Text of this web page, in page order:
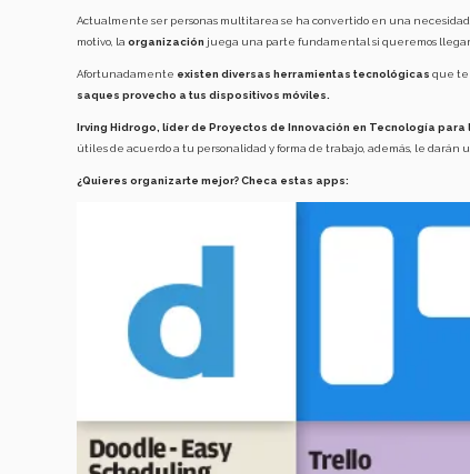
Actualmente ser personas multitarea se ha convertido en una
motivo, la organización juega una parte fundamental si queremos
Afortunadamente existen diversas herramientas tecnológicas que te
saques provecho a tus dispositivos móviles.
Irving Hidrogo, líder de Proyectos de Innovación en Tecnología para
útiles de acuerdo a tu personalidad y forma de trabajo, además, le darán
¿Quieres organizarte mejor? Checa estas apps: